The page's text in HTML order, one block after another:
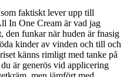
faktiskt lever upp till
In One Cream är vad jag
den funkar när huden är fnasig
kinder av vinden och till och
känns rimligt med tanke på
är generös vid applicering